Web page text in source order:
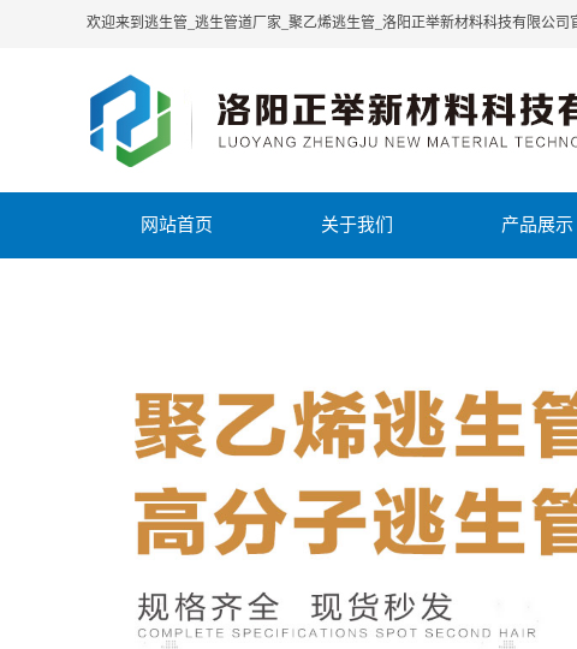
欢迎来到逃生管_逃生管道厂家_聚乙烯逃生管_洛阳正举新材料科技有限公司
网站首页 关于我们 产品展示